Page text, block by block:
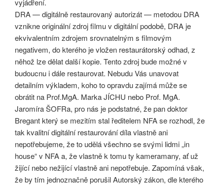
vyjádření.
DRA — digitálně restaurovaný autorizát — metodou DRA
vznikne originální zdroj filmu v digitální podobě, DRA je
ekvivalentním zdrojem srovnatelným s filmovým
negativem, do kterého je vložen restaurátorský odhad, z
něhož lze dělat další kopie. Tento zdroj bude možné v
budoucnu i dále restaurovat. Nebudu Vás unavovat
detailním výkladem, koho to opravdu zajímá může se
obrátit na Prof.MgA. Marka JÍCHU nebo Prof. MgA.
Jaromíra ŠOFRa, pro nás je podstatné, že pan doktor
Bregant který se mezitím stal ředitelem NFA se rozhodl, že
tak kvalitní digitální restaurování díla vlastně ani
nepotřebujeme, že to udělá všechno se svými lidmi „in
house“ v NFA a, že vlastně k tomu ty kameramany, ať už
žijící nebo nežijící vlastně ani nepotřebuje. Zapomíná však,
že by tím jednoznačně porušil Autorský zákon, dle kterého